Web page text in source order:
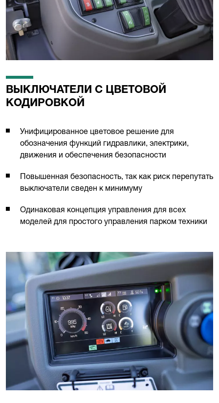
ВЫКЛЮЧАТЕЛИ С ЦВЕТОВОЙ
КОДИРОВКОЙ
Унифицированное цветовое решение для
обозначения функций гидравлики, электрики,
движения и обеспечения безопасности
Повышенная безопасность, так как риск перепутать
выключатели сведен к минимуму
Одинаковая концепция управления для всех
моделей для простого управления парком техники